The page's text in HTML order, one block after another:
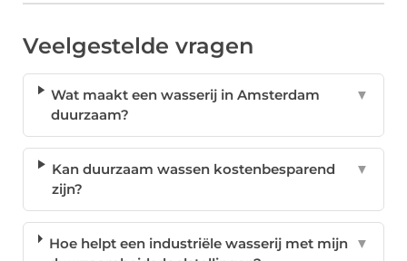
Veelgestelde vragen
Wat maakt een wasserij in Amsterdam
duurzaam?
▼
Kan duurzaam wassen kostenbesparend
zijn?
▼
Hoe helpt een industriële wasserij met mijn ▼